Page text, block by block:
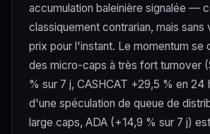
accumulation baleinière signalée —
classiquement contrarian, mais sans
prix pour l'instant. Le momentum se
des micro-caps à très fort turnover
% sur 7 j, CASHCAT +29,5 % en 24
d'une spéculation de queue de
large caps, ADA (+14,9 % sur 7 j)